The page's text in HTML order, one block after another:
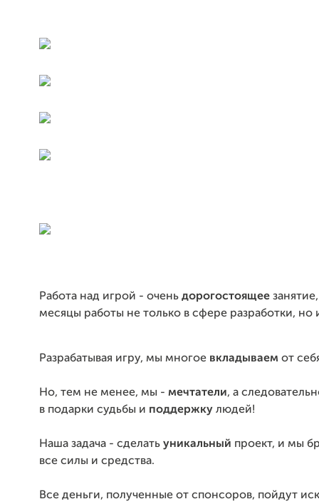
Работа над игрой - очень дорогостоящее
месяцы работы не только в сфере разработки, но
Разрабатывая игру, мы многое вкладываем от
Но, тем не менее, мы - мечтатели, а
в подарки судьбы и поддержку людей!
Наша задача - сделать уникальный проект, и мы
все силы и средства.
Все деньги, полученные от спонсоров, пойдут